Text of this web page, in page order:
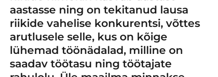
aastasse ning on tekitanud lausa
riikide vahelise konkurentsi, võttes
arutlusele selle, kus on kõige
lühemad töönädalad, milline on
saadav töötasu ning töötajate